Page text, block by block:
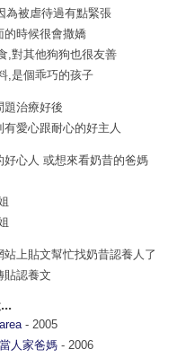
為被虐待過有點緊張
的時候很會撒嬌
,對其他狗狗也很友善
,是個乖巧的孩子
題治療好後
愛心跟耐心的好主人
好心人 或想來看奶昔的爸媽
上貼文幫忙找奶昔認養人了
貼認養文
- 2005
人家爸媽 - 2006